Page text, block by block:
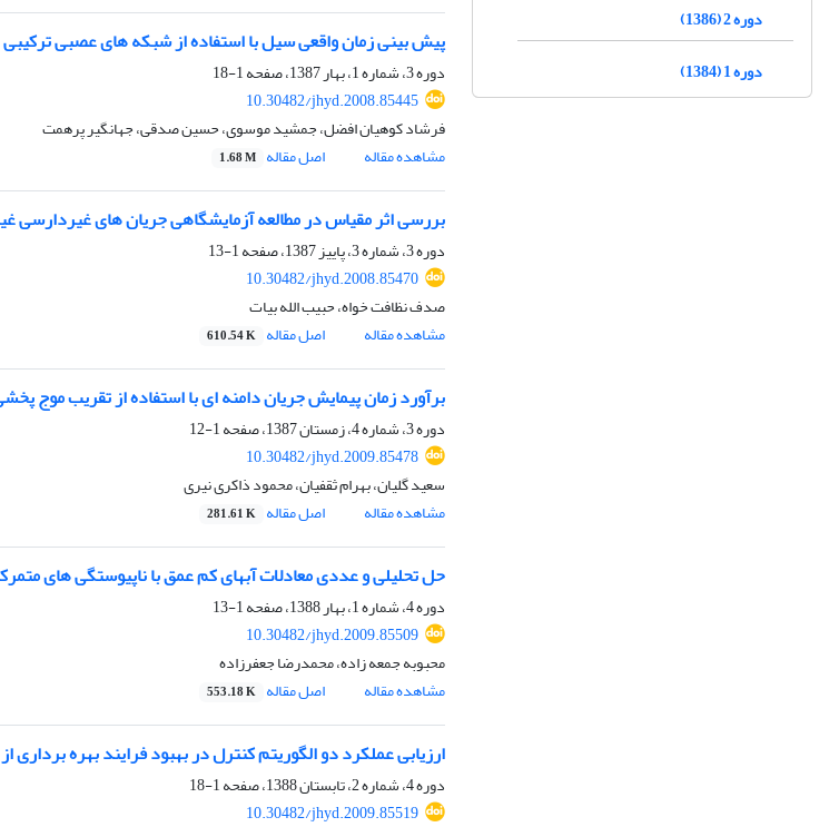
پیش بینی زمان واقعی سیل با استفاده از شبکه های عصبی ترکیبی
دوره 3، شماره 1، بهار 1387، صفحه
1-18
10.30482/jhyd.2008.85445
فرشاد کوهیان افضل، جمشید موسوی، حسین صدقی، جهانگیر پرهمت
مشاهده مقاله
اصل مقاله 1.68 M
بررسی اثر مقیاس در مطالعه آزمایشگاهی جریان های غیردارسی
دوره 3، شماره 3، پاییز 1387، صفحه
1-13
10.30482/jhyd.2008.85470
صدف نظافت خواه، حبیب الله بیات
مشاهده مقاله
اصل مقاله 610.54 K
برآورد زمان پیمایش جریان دامنه ای با استفاده از تقریب موج
دوره 3، شماره 4، زمستان 1387، صفحه
1-12
10.30482/jhyd.2009.85478
سعید گلیان، بهرام ثقفیان، محمود ذاکری نیری
مشاهده مقاله
اصل مقاله 281.61 K
حل تحلیلی و عددی معادلات آبهای کم عمق با ناپیوستگی های
دوره 4، شماره 1، بهار 1388، صفحه
1-13
10.30482/jhyd.2009.85509
محبوبه جمعه زاده، محمدرضا جعفرزاده
مشاهده مقاله
اصل مقاله 553.18 K
ارزیابی عملکرد دو الگوریتم کنترل در بهبود فرایند بهره
دوره 4، شماره 2، تابستان 1388، صفحه
1-18
10.30482/jhyd.2009.85519
دوره 2 (1386)
دوره 1 (1384)